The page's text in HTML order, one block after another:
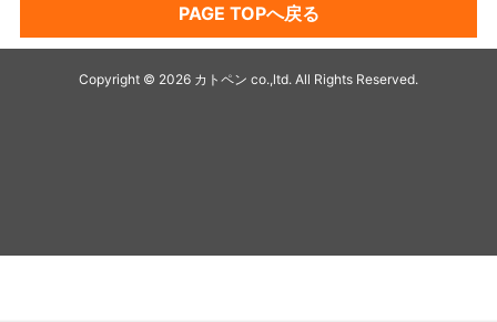
PAGE TOPへ戻る
Copyright © 2026 カトペン co.,ltd. All Rights Reserved.